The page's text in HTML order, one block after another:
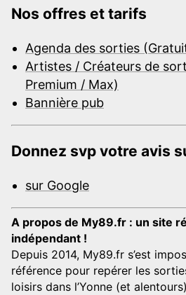
Nos offres et tarifs
Agenda des sorties
Artistes / Créateurs de
Premium / Max)
Bannière pub
Donnez svp votre avis
sur Google
A propos de My89.fr : un site
indépendant !
Depuis 2014, My89.fr s’est
référence pour repérer les
loisirs dans l’Yonne (et